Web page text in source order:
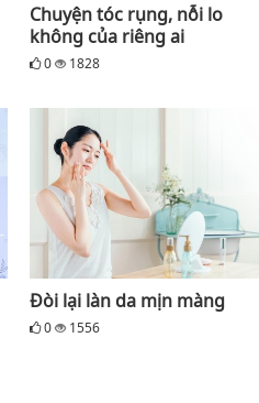
Chuyện tóc rụng, nỗi lo
không của riêng ai
0 1828
Đòi lại làn da mịn màng
0 1556